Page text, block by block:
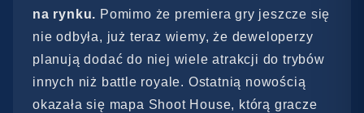
na rynku. Pomimo że premiera gry jeszcze się
nie odbyła, już teraz wiemy, że deweloperzy
planują dodać do niej wiele atrakcji do trybów
innych niż battle royale. Ostatnią nowością
okazała się mapa Shoot House, którą gracze